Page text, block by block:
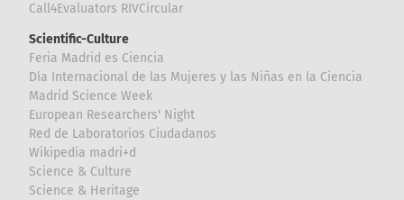
Call4Evaluators RIVCircular
Scientific-Culture
Feria Madrid es Ciencia
Día Internacional de las Mujeres y las Niñas en la Ciencia
Madrid Science Week
European Researchers' Night
Red de Laboratorios Ciudadanos
Wikipedia madri+d
Science & Culture
Science & Heritage